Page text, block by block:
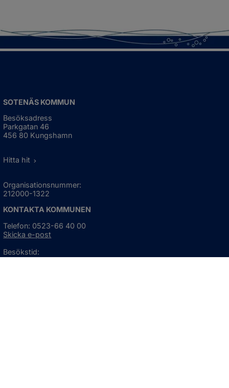
SOTENÄS KOMMUN
Besöksadress
Parkgatan 46
456 80 Kungshamn
Hitta hit
Organisationsnummer:
212000-1322
KONTAKTA KOMMUNEN
Telefon: 0523-66 40 00
Skicka e-post
Besökstid: